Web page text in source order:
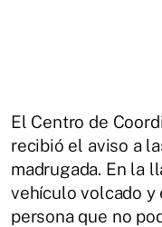
El Centro de
recibió el aviso a
madrugada. En la
vehículo volcado y
persona que no